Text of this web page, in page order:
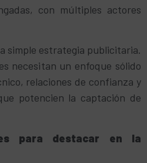
con múltiples actores
simple estrategia publicitaria.
necesitan un enfoque sólido
relaciones de confianza y
potencien la captación de
para destacar en la